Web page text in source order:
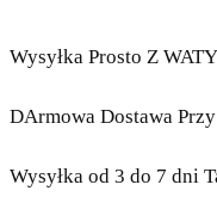
Wysyłka Prosto Z
DArmowa Dostawa
Wysyłka od 3 do 7 dni